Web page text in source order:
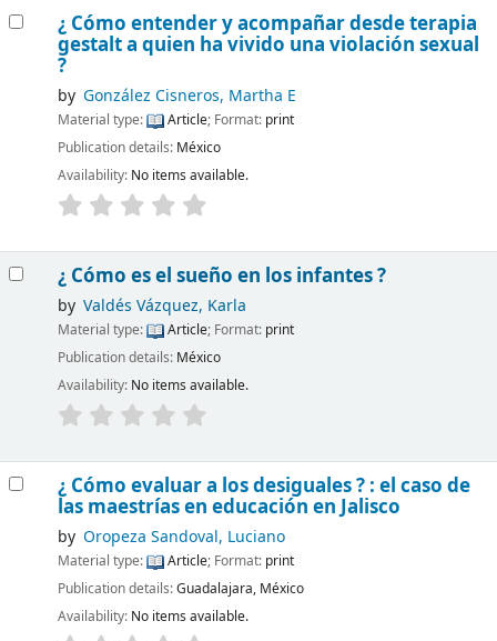
¿ Cómo entender y acompañar desde terapia
gestalt a quien ha vivido una violación sexual
?
by González Cisneros, Martha E
Material type: Article; Format: print
Publication details: México
Availability: No items available.
¿ Cómo es el sueño en los infantes ?
by Valdés Vázquez, Karla
Material type: Article; Format: print
Publication details: México
Availability: No items available.
¿ Cómo evaluar a los desiguales ? : el caso de
las maestrías en educación en Jalisco
by Oropeza Sandoval, Luciano
Material type: Article; Format: print
Publication details:Guadalajara, México
Availability: No items available.